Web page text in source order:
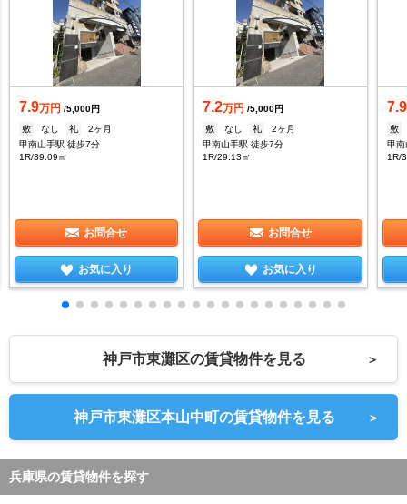
7.9万円 /5,000円
敷
なし 礼
2ヶ月
甲南山手駅 徒歩7分
1R/39.09㎡
お問合せ
お気に入り
7.2万円 /5,000円
敷
なし 礼
2ヶ月
甲南山手駅 徒歩7分
1R/29.13㎡
お問合せ
お気に入り
7.9
敷
甲南
1R/
神戸市東灘区の賃貸物件を見る ＞
神戸市東灘区本山中町の賃貸物件を見る ＞
兵庫県の賃貸物件を探す